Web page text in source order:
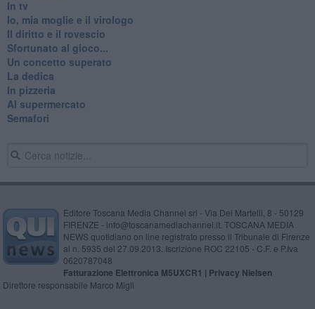
In tv
Io, mia moglie e il virologo
Il diritto e il rovescio
Sfortunato al gioco...
Un concetto superato
La dedica
In pizzeria
Al supermercato
Semafori
Editore Toscana Media Channel srl - Via Dei Martelli, 8 - 50129
FIRENZE - info@toscanamediachannel.it. TOSCANA MEDIA
NEWS quotidiano on line registrato presso il Tribunale di Firenze
al n. 5935 del 27.09.2013. Iscrizione ROC 22105 - C.F. e P.Iva
0620787048
Fatturazione Elettronica M5UXCR1 | Privacy Nielsen
Direttore responsabile Marco Migli